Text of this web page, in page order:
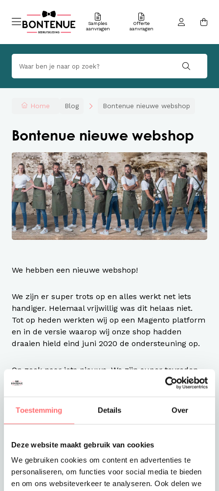
Toestemming Details Over
Deze website maakt gebruik van cookies
We gebruiken cookies om content en advertenties te
personaliseren, om functies voor social media te bieden
en om ons websiteverkeer te analyseren. Ook delen we
Samples
aanvragen
Offerte
aanvragen
Home Blog Bontenue nieuwe webshop
Bontenue nieuwe webshop
We hebben een nieuwe webshop!
We zijn er super trots op en alles werkt net iets
handiger. Helemaal vrijwillig was dit helaas niet.
Tot op heden werkten wij op een Magento platform
en in de versie waarop wij onze shop hadden
draaien hield eind juni 2020 de ondersteuning op.
Op zoek naar iets nieuws. We zijn super tevreden
over de samenwerking met Red Banana's uit
allemaal net iets frisser uit ziet. Wat vinden jullie er